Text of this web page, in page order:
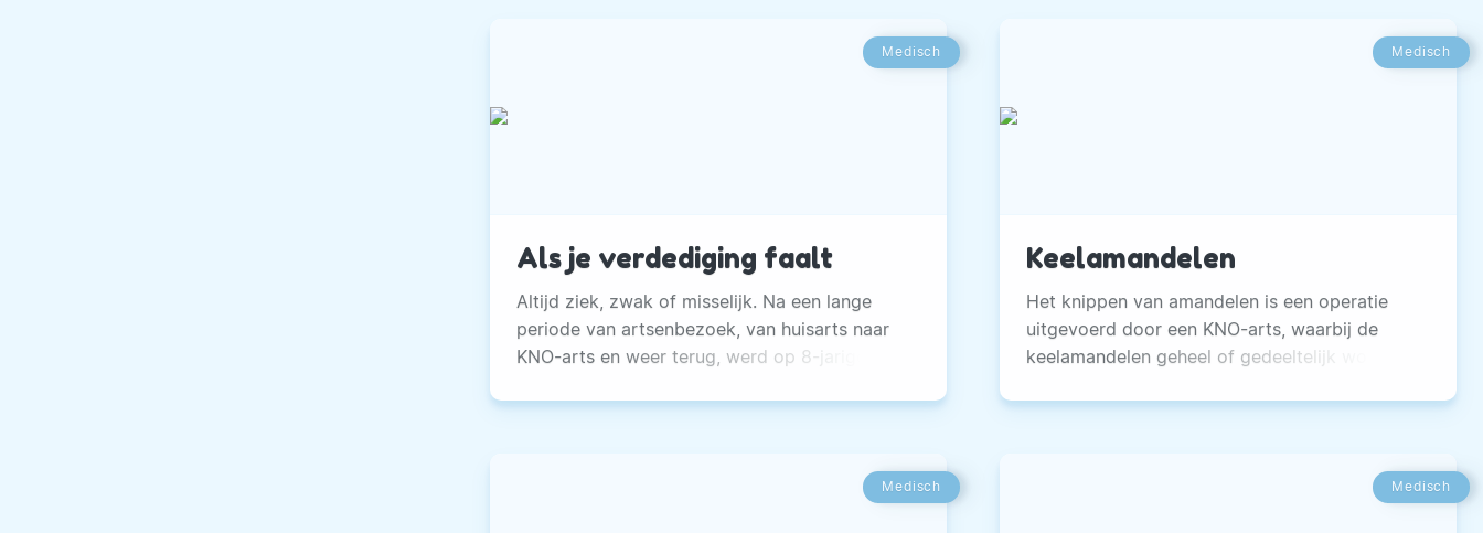
Medisch
Als je verdediging faalt
Altijd ziek, zwak of misselijk. Na een lange
periode van artsenbezoek, van huisarts naar
KNO-arts en weer terug, werd op 8-jarige
gesteld.
Medisch
Keelamandelen
Het knippen van amandelen is een operatie
uitgevoerd door een KNO-arts, waarbij de
keelamandelen geheel of gedeeltelijk worden
kortdurende algehele verdoving uitgevoerd.
Medisch Medisch